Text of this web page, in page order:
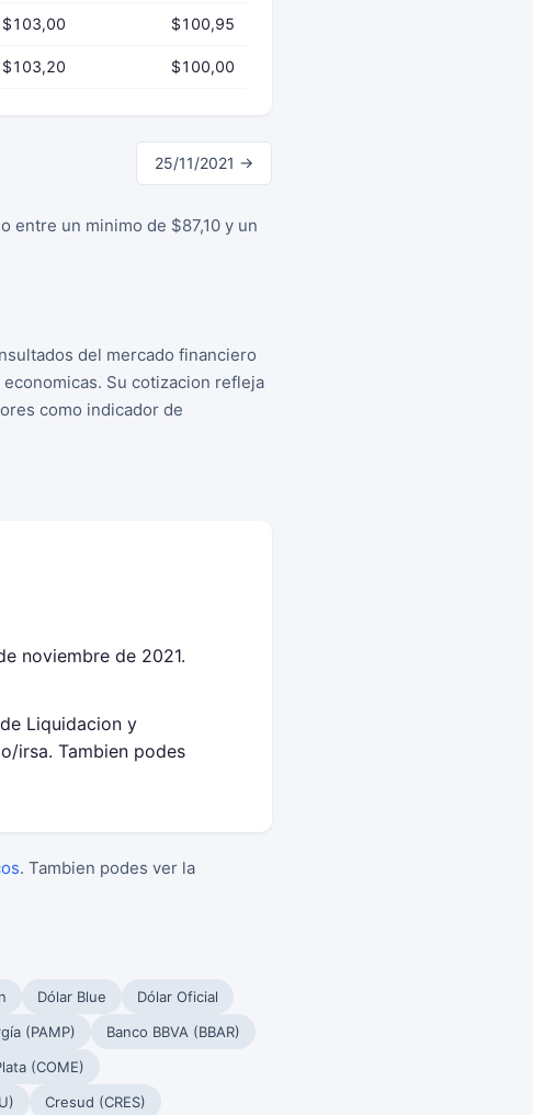
$103,00 $100,95
$103,20 $100,00
25/11/2021 →
entre un minimo de $87,10 y un
del mercado financiero
Su cotizacion refleja
como indicador de
noviembre de 2021.
Liquidacion y
irsa. Tambien podes
. Tambien podes ver la
Dólar Blue
Dólar Oficial
(PAMP)
Banco BBVA (BBAR)
(COME)
Cresud (CRES)